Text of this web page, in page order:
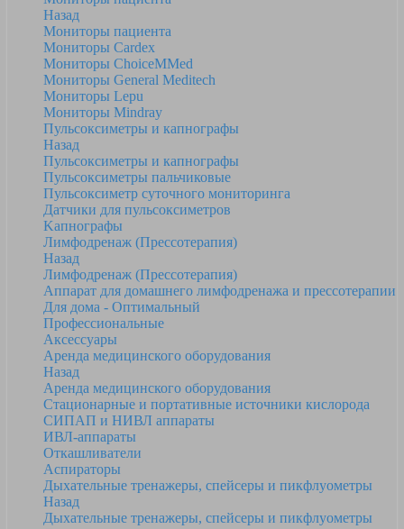
Назад
Мониторы пациента
Мониторы Cardex
Мониторы ChoiceMMed
Мониторы General Meditech
Мониторы Lepu
Мониторы Mindray
Пульсоксиметры и капнографы
Назад
Пульсоксиметры и капнографы
Пульсоксиметры пальчиковые
Пульсоксиметр суточного мониторинга
Датчики для пульсоксиметров
Kапнографы
Лимфодренаж (Прессотерапия)
Назад
Лимфодренаж (Прессотерапия)
Аппарат для домашнего лимфодренажа и прессотерапии
Для дома - Оптимальный
Профессиональные
Аксессуары
Аренда медицинского оборудования
Назад
Аренда медицинского оборудования
Стационарные и портативные источники кислорода
СИПАП и НИВЛ аппараты
ИВЛ-аппараты
Откашливатели
Аспираторы
Дыхательные тренажеры, спейсеры и пикфлуометры
Назад
Дыхательные тренажеры, спейсеры и пикфлуометры